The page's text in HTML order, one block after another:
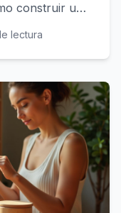
construir una
lectura